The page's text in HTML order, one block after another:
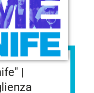
|